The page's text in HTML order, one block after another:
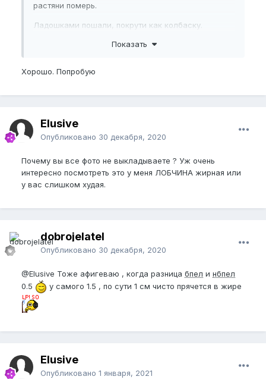
растяни померь.
Ладошками пошали, покрути как колбаску.
Показать
Хорошо. Попробую
Elusive
Опубликовано 30 декабря, 2020
Почему вы все фото не выкладываете ? Уж очень
интересно посмотреть это у меня ЛОБЧИНА жирная или
у вас слишком худая.
dobrojelatel
Опубликовано 30 декабря, 2020
@Elusive Тоже афигеваю , когда разница бпел и нбпел
0.5
у самого 1.5 , по сути 1 см чисто прячется в жире
Elusive
Опубликовано 1 января, 2021